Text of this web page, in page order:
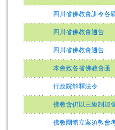
四川省佛教會訓令各
四川省佛教會通告
四川省佛教會通告
本會致各省佛教會函
行政院解釋法令
佛教會仍以三級制加
佛教團體立案須教會